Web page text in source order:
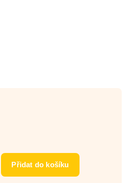
Přidat do košíku